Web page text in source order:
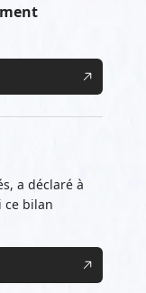
a déclaré à
ce bilan